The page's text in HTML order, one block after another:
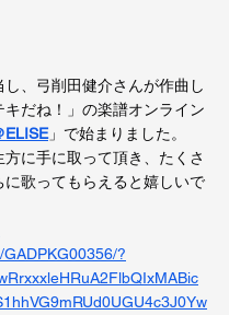
、弓削田健介さんが作曲し
キだね！」の楽譜オンライン
ELISE」で始まりました。
に手に取って頂き、たくさ
に歌ってもらえると嬉しいで
?